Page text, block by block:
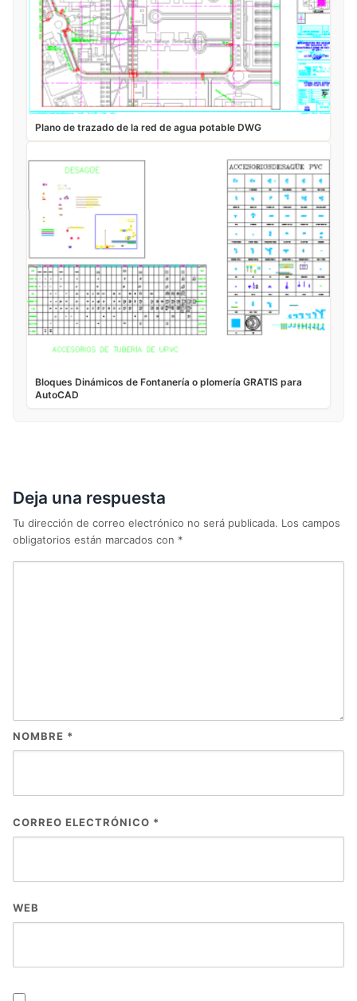
Plano de trazado de la red de agua potable DWG
Bloques Dinámicos de Fontanería o plomería GRATIS para
AutoCAD
Deja una respuesta
Tu dirección de correo electrónico no será publicada. Los campos
obligatorios están marcados con *
NOMBRE *
CORREO ELECTRÓNICO *
WEB